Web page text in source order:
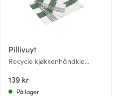
Pillivuyt
Recycle kjøkkenhåndkle
139 kr
På lager